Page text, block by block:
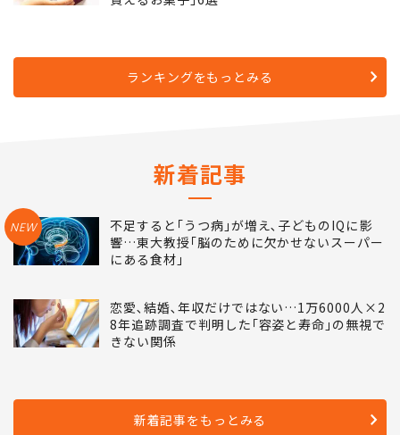
ランキングをもっとみる
新着記事
NEW
不足すると｢うつ病｣が増え､子どものIQに影
響…東大教授｢脳のために欠かせないスーパー
にある食材｣
恋愛､結婚､年収だけではない…1万6000人×2
8年追跡調査で判明した｢容姿と寿命｣の無視で
きない関係
新着記事をもっとみる